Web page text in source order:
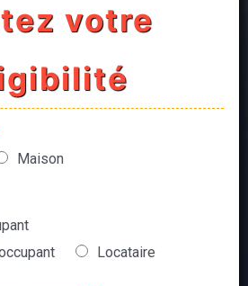
votre
Maison
Locataire